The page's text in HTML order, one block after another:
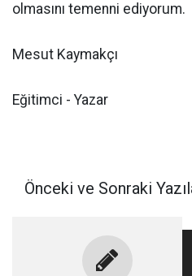
olmasını temenni ediyorum.
Mesut Kaymakçı
Eğitimci - Yazar
Önceki ve Sonraki